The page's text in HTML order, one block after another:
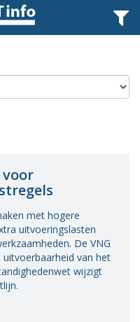
met hogere
uitvoeringslasten
De VNG
van het
wijzigt